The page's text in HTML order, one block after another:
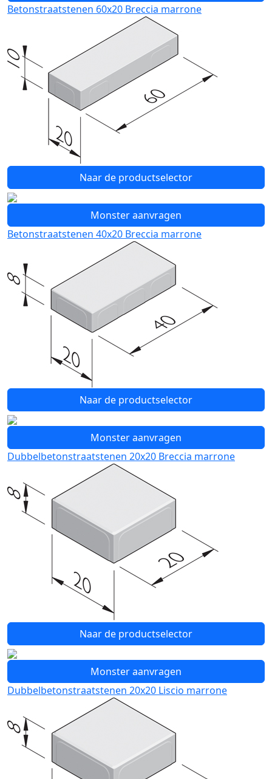
Betonstraatstenen 60x20 Breccia marrone
Naar de productselector
Monster aanvragen
Betonstraatstenen 40x20 Breccia marrone
Naar de productselector
Monster aanvragen
Dubbelbetonstraatstenen 20x20 Breccia marrone
Naar de productselector
Monster aanvragen
Dubbelbetonstraatstenen 20x20 Liscio marrone